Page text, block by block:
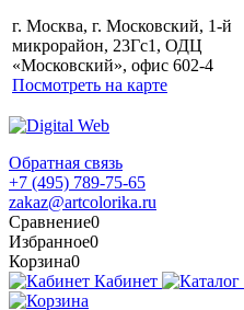
г. Москва, г. Московский, 1-й
микрорайон, 23Гс1, ОДЦ
«Московский», офис 602-4
Посмотреть на карте
Обратная связь
+7 (495) 789-75-65
zakaz@artcolorika.ru
Сравнение0
Избранное0
Корзина0
Кабинет